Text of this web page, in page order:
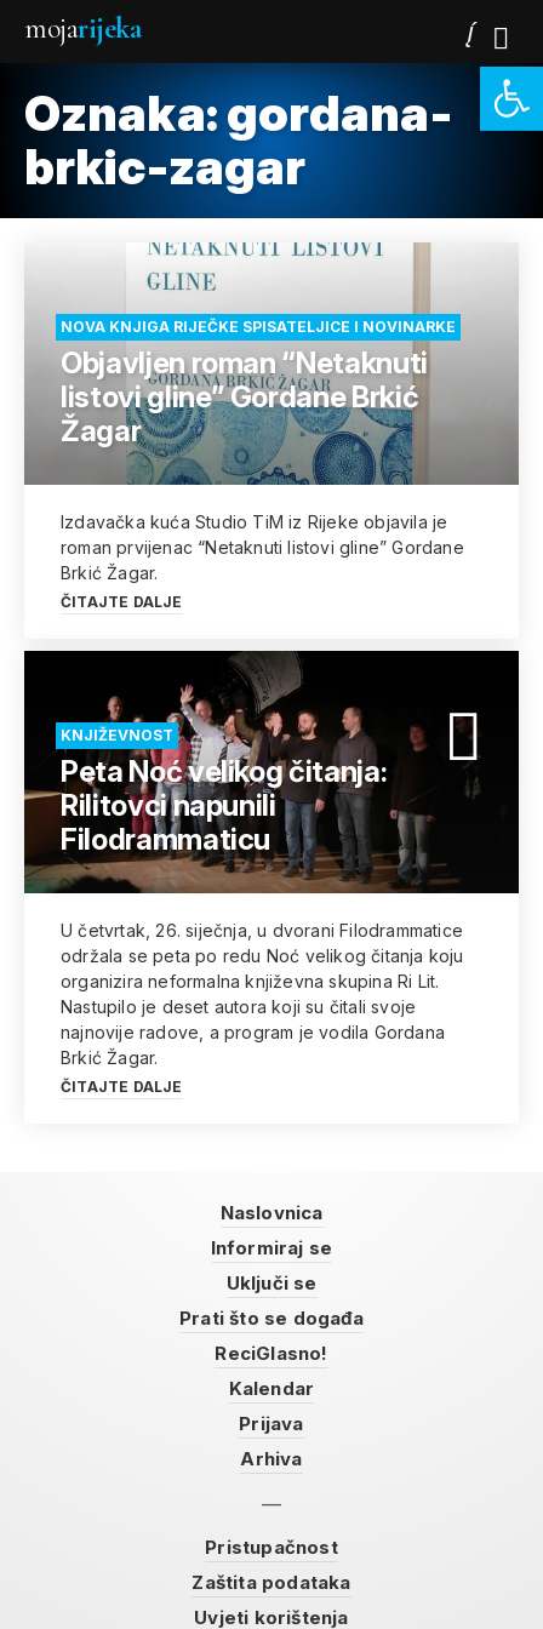
mojarijeka
Oznaka:gordana-
brkic-zagar
NOVA KNJIGA RIJEČKE SPISATELJICE I NOVINARKE
Objavljen roman “Netaknuti
listovi gline” Gordane Brkić
Žagar
Izdavačka kuća Studio TiM iz Rijeke objavila je
roman prvijenac “Netaknuti listovi gline” Gordane
Brkić Žagar.
ČITAJTE DALJE
KNJIŽEVNOST
Peta Noć velikog čitanja:
Rilitovci napunili
Filodrammaticu
U četvrtak, 26. siječnja, u dvorani Filodrammatice
održala se peta po redu Noć velikog čitanja koju
organizira neformalna književna skupina Ri Lit.
Nastupilo je deset autora koji su čitali svoje
najnovije radove, a program je vodila Gordana
Brkić Žagar.
ČITAJTE DALJE
Naslovnica
Informiraj se
Uključi se
Prati što se događa
ReciGlasno!
Kalendar
Prijava
Arhiva
Pristupačnost
Zaštita podataka
Uvjeti korištenja